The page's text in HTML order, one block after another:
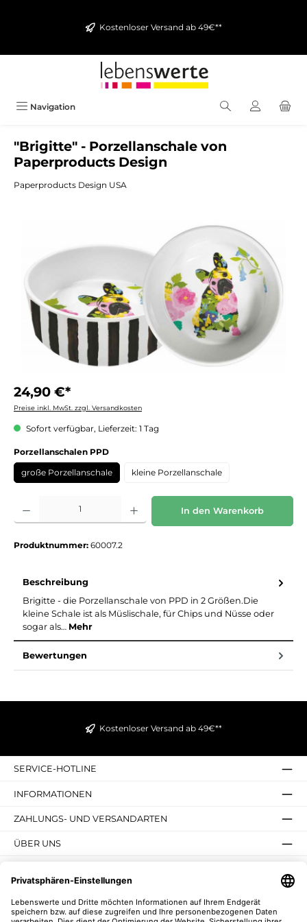
Kostenloser Versand ab 49€**
Navigation
"Brigitte" - Porzellanschale von
Paperproducts Design
Paperproducts Design USA
24,90 €*
Preise inkl. MwSt. zzgl. Versandkosten
Sofort verfügbar, Lieferzeit: 1 Tag
Porzellanschalen PPDauswählen
große Porzellanschale kleine Porzellanschale
Produkt Anzahl: Gib den gewünschten Wert ein oder benutze die Schaltflächen um
In den Warenkorb
Produktnummer: 60007.2
Beschreibung
Brigitte - die Porzellanschale von PPD in 2 Größen.Die
kleine Schale ist als Müslischale, für Chips und Nüsse oder
sogar als… Mehr
Bewertungen
Kostenloser Versand ab 49€**
SERVICE-HOTLINE
INFORMATIONEN
ZAHLUNGS- UND VERSANDARTEN
ÜBER UNS
NEWSLETTER